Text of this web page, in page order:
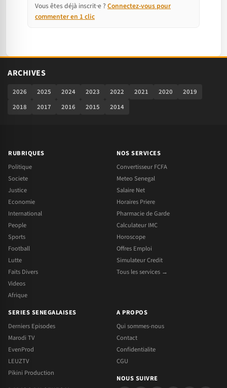
Vous êtes déjà inscrit·e ? Connectez-vous pour
commenter en 1 clic
ARCHIVES
2026 2025 2024 2023 2022 2021 2020
2019
2018
2017 2016 2015 2014
RUBRIQUES
Politique
Societe
Justice
Economie
International
People
Sports
Football
Lutte
Faits Divers
Videos
Afrique
NOS SERVICES
Convertisseur FCFA
Meteo Senegal
Salaire Net
Horaires Priere
Pharmacie de Garde
Calculateur IMC
Horoscope
Offres Emploi
Simulateur Credit
Tous les services →
SERIES SENEGALAISES
Derniers Episodes
Marodi TV
EvenProd
LEUZTV
Pikini Production
A PROPOS
Qui sommes-nous
Contact
Confidentialite
CGU
NOUS SUIVRE